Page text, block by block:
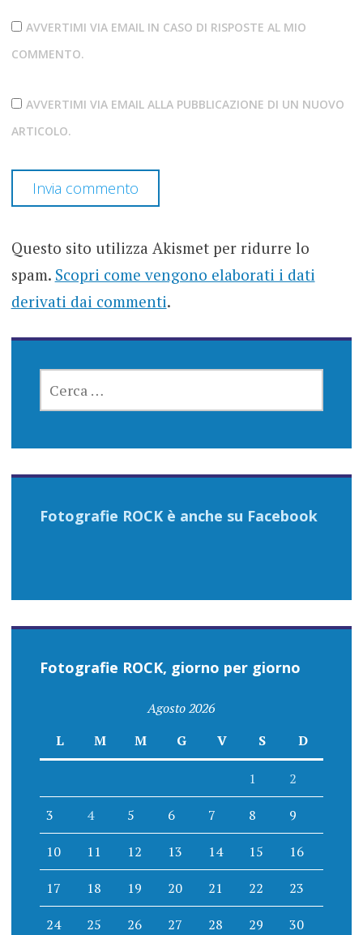
AVVERTIMI VIA EMAIL IN CASO DI RISPOSTE AL MIO
COMMENTO.
AVVERTIMI VIA EMAIL ALLA PUBBLICAZIONE DI UN NUOVO
ARTICOLO.
Questo sito utilizza Akismet per ridurre lo
spam. Scopri come vengono elaborati i dati
derivati dai commenti.
PER:
Fotografie ROCK è anche su Facebook
Fotografie ROCK, giorno per giorno
Agosto 2026
L
M M G V S D
1 2
3 4 5 6 7 8 9
10 11 12 13 14 15 16
17 18 19 20 21 22 23
24 25 26 27 28 29 30